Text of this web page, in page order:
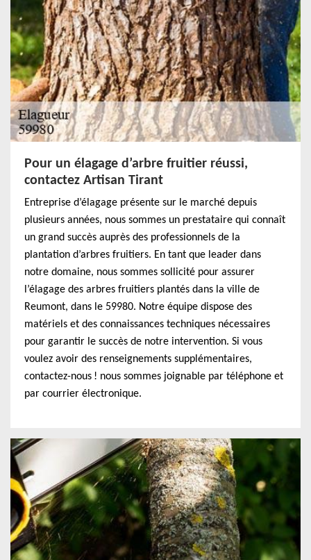
Pour un élagage d’arbre fruitier réussi,
contactez Artisan Tirant
Entreprise d’élagage présente sur le marché depuis
plusieurs années, nous sommes un prestataire qui connaît
un grand succès auprès des professionnels de la
plantation d’arbres fruitiers. En tant que leader dans
notre domaine, nous sommes sollicité pour assurer
l’élagage des arbres fruitiers plantés dans la ville de
Reumont, dans le 59980. Notre équipe dispose des
matériels et des connaissances techniques nécessaires
pour garantir le succès de notre intervention. Si vous
voulez avoir des renseignements supplémentaires,
contactez-nous ! nous sommes joignable par téléphone et
par courrier électronique.